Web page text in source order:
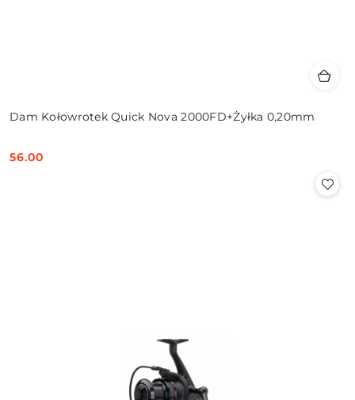
Dam Kołowrotek Quick Nova 2000FD+Żyłka 0,20mm
Cena:
56.00